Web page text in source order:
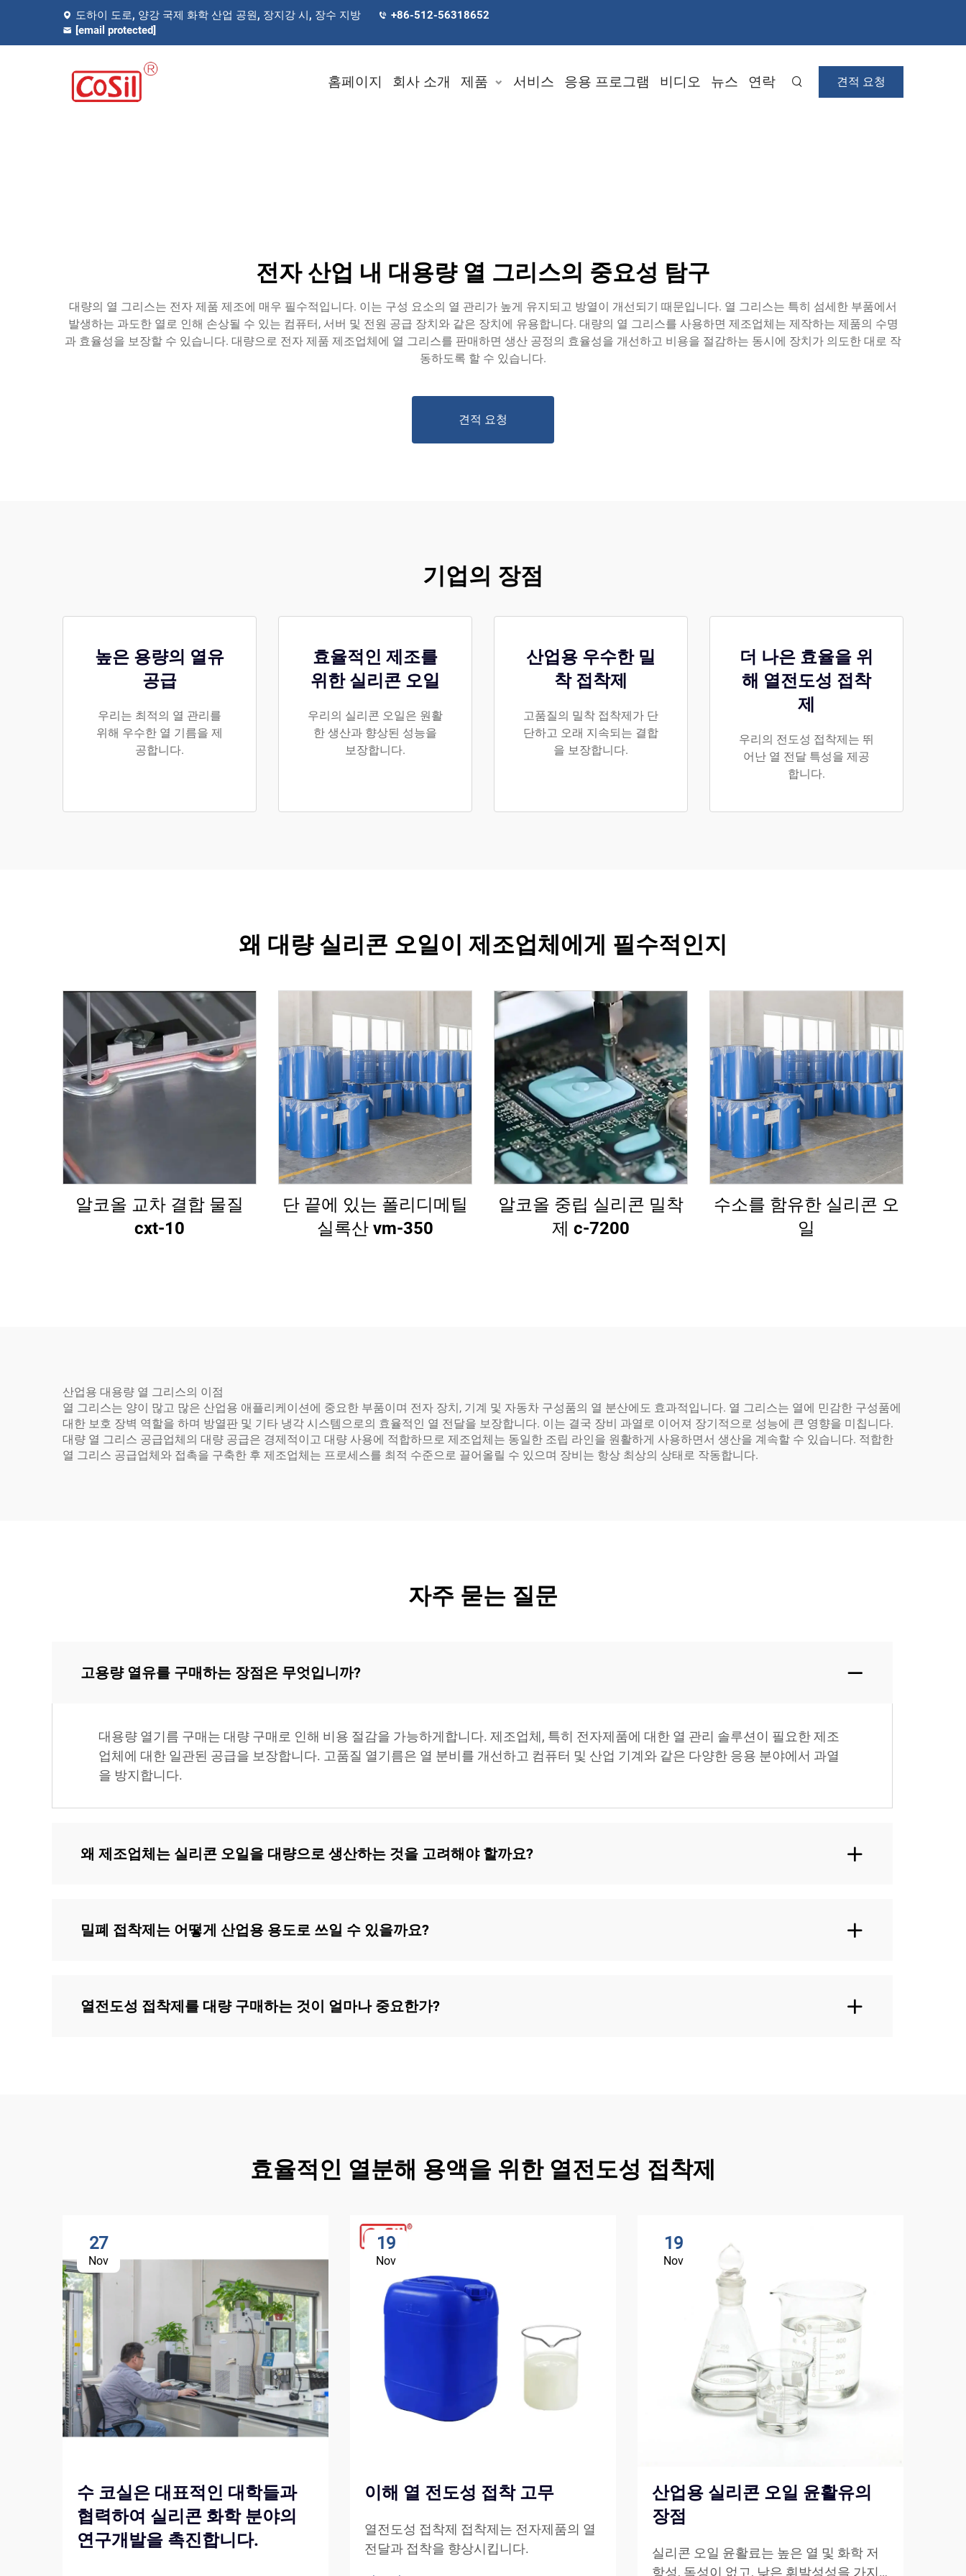
도하이 도로, 양강 국제 화학 산업 공원, 장지강 시, 장수 지방
+86-512-56318652
[email protected]
홈페이지 회사 소개 제품 서비스 응용 프로그램 비디오 뉴스 연락 견적 요청
전자 산업 내 대용량 열 그리스의 중요성 탐구
대량의 열 그리스는 전자 제품 제조에 매우 필수적입니다. 이는 구성 요소의 열 관리가 높게 유지되고 방열이 개선되기 때문입니다. 열 그리스는 특히 섬세한 부품에서
발생하는 과도한 열로 인해 손상될 수 있는 컴퓨터, 서버 및 전원 공급 장치와 같은 장치에 유용합니다. 대량의 열 그리스를 사용하면 제조업체는 제작하는 제품의 수명
과 효율성을 보장할 수 있습니다. 대량으로 전자 제품 제조업체에 열 그리스를 판매하면 생산 공정의 효율성을 개선하고 비용을 절감하는 동시에 장치가 의도한 대로 작
동하도록 할 수 있습니다.
견적 요청
기업의 장점
높은 용량의 열유
공급
우리는 최적의 열 관리를
위해 우수한 열 기름을 제
공합니다.
효율적인 제조를
위한 실리콘 오일
우리의 실리콘 오일은 원활
한 생산과 향상된 성능을
보장합니다.
산업용 우수한 밀
착 접착제
고품질의 밀착 접착제가 단
단하고 오래 지속되는 결합
을 보장합니다.
더 나은 효율을 위
해 열전도성 접착
제
우리의 전도성 접착제는 뛰
어난 열 전달 특성을 제공
합니다.
왜 대량 실리콘 오일이 제조업체에게 필수적인지
알코올 교차 결합 물질
cxt-10
단 끝에 있는 폴리디메틸
실록산 vm-350
알코올 중립 실리콘 밀착
제 c-7200
수소를 함유한 실리콘 오
일
산업용 대용량 열 그리스의 이점
열 그리스는 양이 많고 많은 산업용 애플리케이션에 중요한 부품이며 전자 장치, 기계 및 자동차 구성품의 열 분산에도 효과적입니다. 열 그리스는 열에 민감한 구성품에
대한 보호 장벽 역할을 하며 방열판 및 기타 냉각 시스템으로의 효율적인 열 전달을 보장합니다. 이는 결국 장비 과열로 이어져 장기적으로 성능에 큰 영향을 미칩니다.
대량 열 그리스 공급업체의 대량 공급은 경제적이고 대량 사용에 적합하므로 제조업체는 동일한 조립 라인을 원활하게 사용하면서 생산을 계속할 수 있습니다. 적합한
열 그리스 공급업체와 접촉을 구축한 후 제조업체는 프로세스를 최적 수준으로 끌어올릴 수 있으며 장비는 항상 최상의 상태로 작동합니다.
자주 묻는 질문
고용량 열유를 구매하는 장점은 무엇입니까?
대용량 열기름 구매는 대량 구매로 인해 비용 절감을 가능하게합니다. 제조업체, 특히 전자제품에 대한 열 관리 솔루션이 필요한 제조
업체에 대한 일관된 공급을 보장합니다. 고품질 열기름은 열 분비를 개선하고 컴퓨터 및 산업 기계와 같은 다양한 응용 분야에서 과열
을 방지합니다.
왜 제조업체는 실리콘 오일을 대량으로 생산하는 것을 고려해야 할까요?
밀폐 접착제는 어떻게 산업용 용도로 쓰일 수 있을까요?
열전도성 접착제를 대량 구매하는 것이 얼마나 중요한가?
효율적인 열분해 용액을 위한 열전도성 접착제
27
Nov
수 코실은 대표적인 대학들과
협력하여 실리콘 화학 분야의
연구개발을 촉진합니다.
19
Nov
이해 열 전도성 접착 고무
열전도성 접착제 접착제는 전자제품의 열
전달과 접착을 향상시킵니다.
19
Nov
산업용 실리콘 오일 윤활유의
장점
실리콘 오일 윤활료는 높은 열 및 화학 저
항성, 독성이 없고, 낮은 휘발성성을 가지